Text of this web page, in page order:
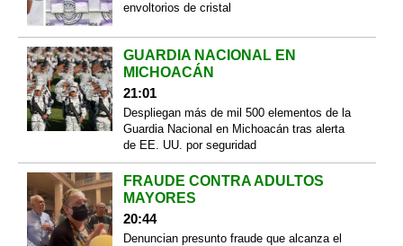
envoltorios de cristal
GUARDIA NACIONAL EN
MICHOACÁN
21:01
Despliegan más de mil 500 elementos de la
Guardia Nacional en Michoacán tras alerta
de EE. UU. por seguridad
FRAUDE CONTRA ADULTOS
MAYORES
20:44
Denuncian presunto fraude que alcanza el